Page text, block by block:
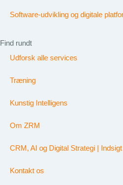
Software-udvikling og digitale
Find rundt
Udforsk alle services
Træning
Kunstig Intelligens
Om ZRM
CRM, AI og Digital Strategi |
Kontakt os